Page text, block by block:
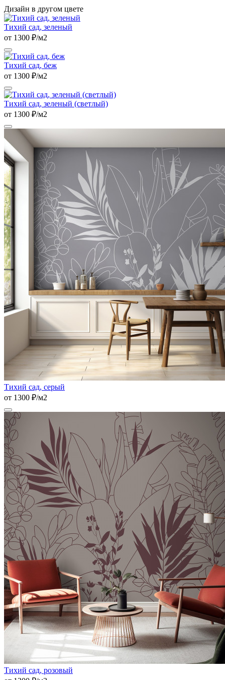
Дизайн в другом цвете
Тихий сад, зеленый
от 1300 ₽/м2
Тихий сад, беж
от 1300 ₽/м2
Тихий сад, зеленый (светлый)
от 1300 ₽/м2
Тихий сад, серый
от 1300 ₽/м2
Тихий сад, розовый